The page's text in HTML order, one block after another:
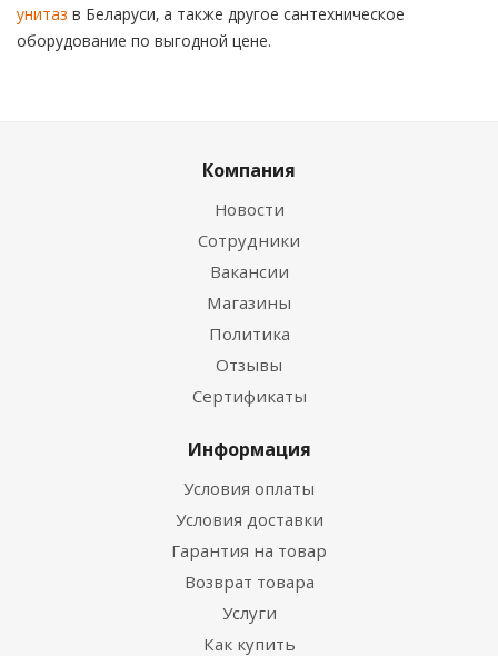
унитаз в Беларуси, а также другое сантехническое
оборудование по выгодной цене.
Компания
Новости
Сотрудники
Вакансии
Магазины
Политика
Отзывы
Сертификаты
Информация
Условия оплаты
Условия доставки
Гарантия на товар
Возврат товара
Услуги
Как купить